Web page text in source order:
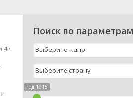
4к
Поиск по параметрам
год 1915